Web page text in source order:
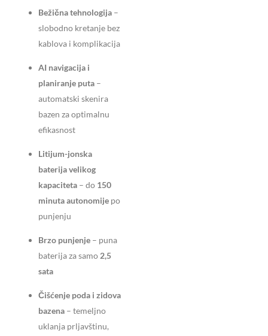
Bežična tehnologija –
slobodno kretanje bez
kablova i komplikacija
AI navigacija i
planiranje puta –
automatski skenira
bazen za optimalnu
efikasnost
Litijum-jonska
baterija velikog
kapaciteta – do 150
minuta autonomije po
punjenju
Brzo punjenje – puna
baterija za samo 2,5
sata
Čišćenje poda i zidova
bazena – temeljno
uklanja prljavštinu,